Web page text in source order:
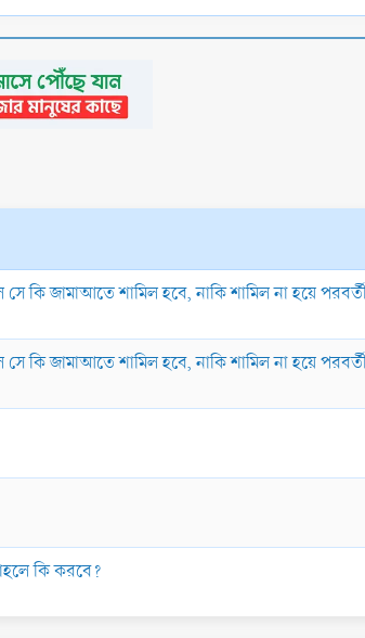
কি জামাআতে শামিল হবে, নাকি শামিল না হয়ে
কি জামাআতে শামিল হবে, নাকি শামিল না হয়ে
কি করবে?